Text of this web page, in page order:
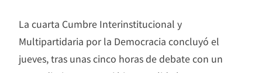
La cuarta Cumbre Interinstitucional y
Multipartidaria por la Democracia concluyó el
jueves, tras unas cinco horas de debate con un